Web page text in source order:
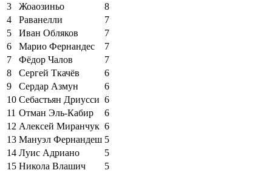
3
Жоаозиньо
8
4
Раванелли
7
5
Иван Обляков
7
6
Марио Фернандес
7
7
Фёдор Чалов
7
8
Сергей Ткачёв
6
9
Сердар Азмун
6
10 Себастьян Дриусси 6
11 Отман Эль-Кабир
6
12 Алексей Миранчук 6
13 Мануэл Фернандеш 5
14 Луис Адриано
5
15 Никола Влашич 5